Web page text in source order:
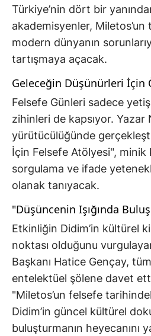
Türkiye’nin dört bir
akademisyenler,
modern dünyanın
tartışmaya açacak.
Geleceğin Düşünürleri İçin
Felsefe Günleri sadece
zihinleri de kapsıyor. Yazar
yürütücülüğünde
İçin Felsefe Atölyesi", minik
sorgulama ve ifade
olanak tanıyacak.
"Düşüncenin Işığında
Etkinliğin Didim’in kültürel
noktası olduğunu
Başkanı Hatice Gençay,
entelektüel şölene davet
"Miletos’un felsefe
Didim’in güncel kültürel
buluşturmanın heyecanını